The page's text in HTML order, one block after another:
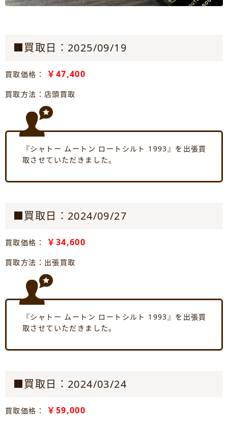
■買取日：2025/09/19
買取価格： ￥47,400
買取方法：店頭買取
『シャトー ムートン ロートシルト 1993』を出張買
取させていただきました。
■買取日：2024/09/27
買取価格： ￥34,600
買取方法：出張買取
『シャトー ムートン ロートシルト 1993』を出張買
取させていただきました。
■買取日：2024/03/24
買取価格： ￥59,000